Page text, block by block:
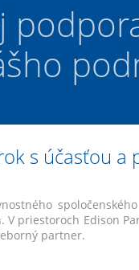
s účasťou a
priestoroch Edison
partner.